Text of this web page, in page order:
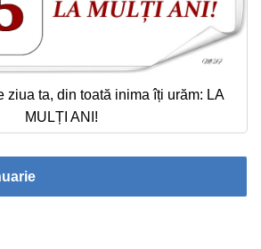
ziua ta, din toată inima îți urăm: LA
MULȚI ANI!